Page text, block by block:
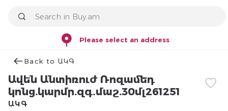
Please select an address
Back to ԱԿԳ
Ավեն Անտիռուժ Ռոզամեդ
կոնց.կարմր.զգ․մաշ.30մլ261251
ԱԿԳ